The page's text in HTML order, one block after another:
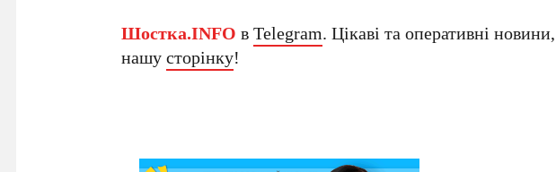
Шостка.INFO вTelegram. Цікаві та оперативні
нашусторінку!